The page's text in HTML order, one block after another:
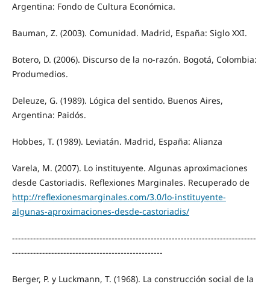
Argentina: Fondo de Cultura Económica.
Bauman, Z. (2003). Comunidad. Madrid, España: Siglo XXI.
Botero, D. (2006). Discurso de la no-razón. Bogotá, Colombia:
Produmedios.
Deleuze, G. (1989). Lógica del sentido. Buenos Aires,
Argentina: Paidós.
Hobbes, T. (1989). Leviatán. Madrid, España: Alianza
Varela, M. (2007). Lo instituyente. Algunas aproximaciones
desde Castoriadis. Reflexiones Marginales. Recuperado de
http://reflexionesmarginales.com/3.0/lo-instituyente-
algunas-aproximaciones-desde-castoriadis/
---------------------------------------------------------------------------------
--------------------------------------------------
Berger, P. y Luckmann, T. (1968). La construcción social de la